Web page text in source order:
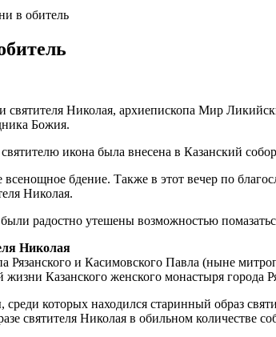
в обитель
святителя Николая, архиепископа Мир
Божия.
икона была внесена в Казанский
всенощное бдение. Также в этот вечер по
Николая.
радостно утешены возможностью
Николая
Рязанского и Касимовского Павла (ныне
Казанского женского монастыря города
которых находился старинный образ
святителя Николая в обильном количестве